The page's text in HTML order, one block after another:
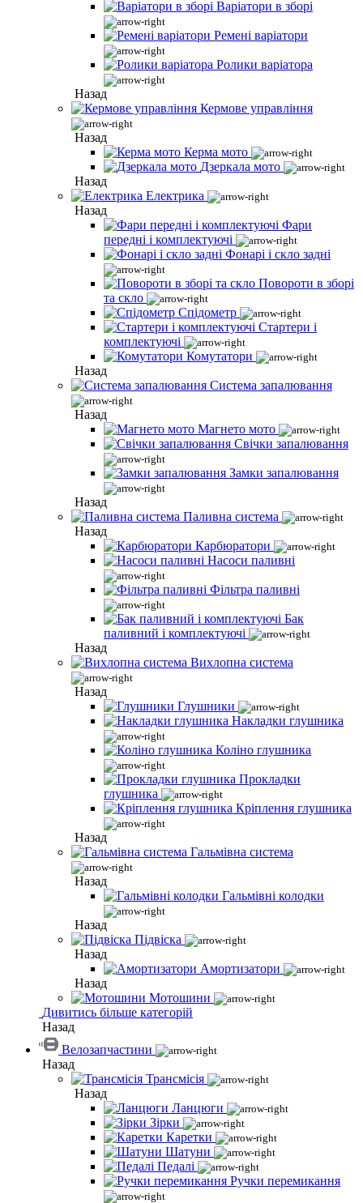
Варіатори в зборі
Ремені варіатори
Ролики варіатора
Назад
Кермове управління
Назад
Керма мото
Дзеркала мото
Назад
Електрика
Назад
Фари
передні і комплектуючі
Фонарі і скло задні
Повороти в зборі
та скло
Спідометр
Стартери і
комплектуючі
Комутатори
Назад
Система запалювання
Назад
Магнето мото
Свічки запалювання
Замки запалювання
Назад
Паливна система
Назад
Карбюратори
Насоси паливні
Фільтра паливні
Бак
паливний і комплектуючі
Назад
Вихлопна система
Назад
Глушники
Накладки глушника
Коліно глушника
Прокладки
глушника
Кріплення глушника
Назад
Гальмівна система
Назад
Гальмівні колодки
Назад
Підвіска
Назад
Амортизатори
Назад
Мотошини
Дивитись більше категорій
Назад
Велозапчастини
Назад
Трансмісія
Назад
Ланцюги
Зірки
Каретки
Шатуни
Педалі
Ручки перемикання